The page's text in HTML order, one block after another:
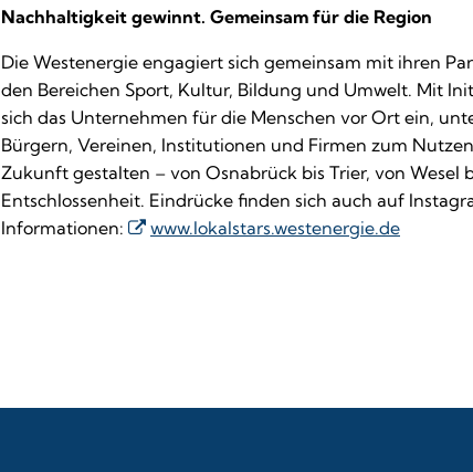
Nachhaltigkeit gewinnt. Gemeinsam für die Region
Die Westenergie engagiert sich gemeinsam mit ihren
den Bereichen Sport, Kultur, Bildung und Umwelt. Mit
sich das Unternehmen für die Menschen vor Ort ein,
Bürgern, Vereinen, Institutionen und Firmen zum
Zukunft gestalten – von Osnabrück bis Trier, von Wesel
Entschlossenheit. Eindrücke finden sich auch auf
Informationen:
www.lokalstars.westenergie.de